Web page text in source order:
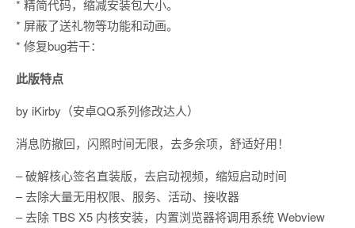
* 精简代码，缩减安装包大小。
* 屏蔽了送礼物等功能和动画。
* 修复bug若干：
此版特点
by iKirby（安卓QQ系列修改达人）
消息防撤回，闪照时间无限，去多余项，舒适好用！
– 破解核心签名直装版，去启动视频，缩短启动时间
– 去除大量无用权限、服务、活动、接收器
– 去除 TBS X5 内核安装，内置浏览器将调用系统 Webview